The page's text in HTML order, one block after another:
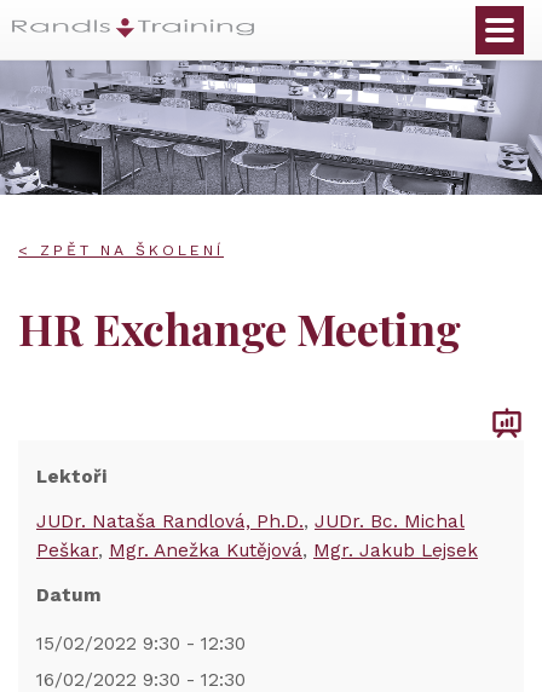
< ZPĚT NA ŠKOLENÍ
HR Exchange Meeting
Lektoři
JUDr. Nataša Randlová, Ph.D. JUDr. Bc. Michal
Peškar Mgr. Anežka Kutějová Mgr. Jakub Lejsek
Datum
15/02/2022 9:30 - 12:30
16/02/2022 9:30 - 12:30